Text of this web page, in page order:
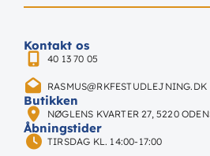
Kontakt os
40 13 70 05
RASMUS@RKFESTUDLEJNING.DK
Butikken
NØGLENS KVARTER 27, 5220
Åbningstider
TIRSDAG KL. 14:00-17:00